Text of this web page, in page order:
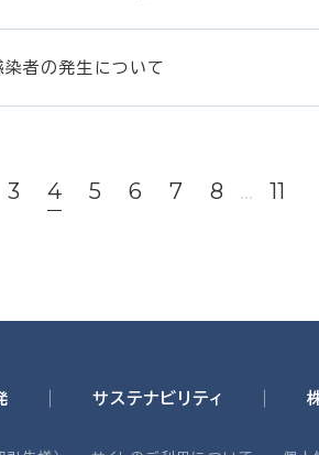
染者の発生について
3 4 5 6 7 8 … 11
サステナビリティ